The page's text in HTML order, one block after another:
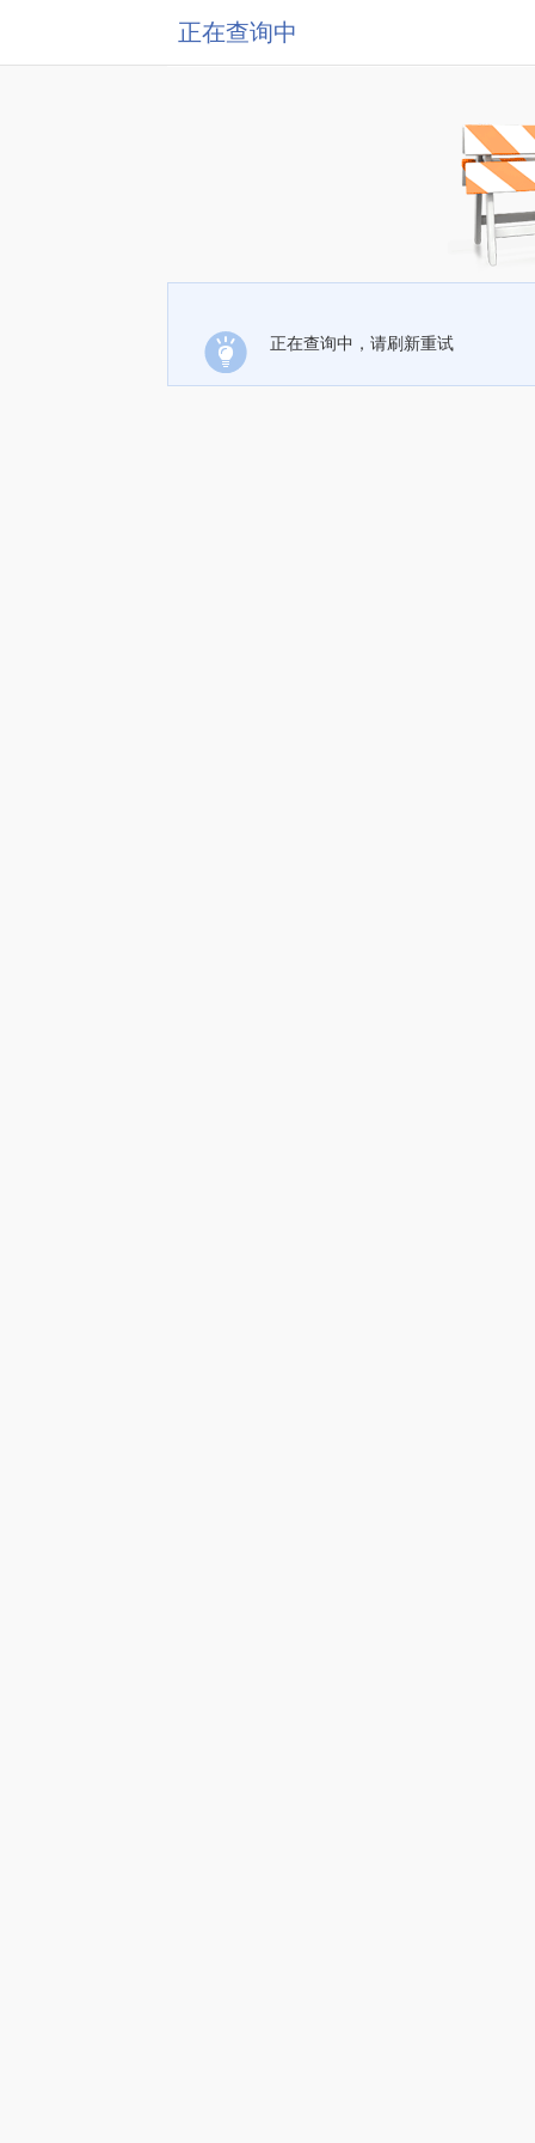
正在查询中
正在查询中，请刷新重试